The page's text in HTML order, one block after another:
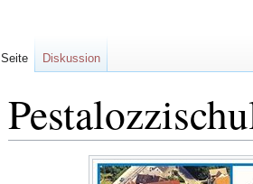
Seite Diskussion